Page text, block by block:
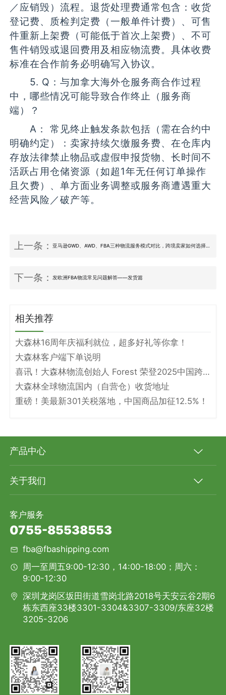
／应销毁）流程。退货处理费通常包含：收货
登记费、质检判定费（一般单件计费）、可售
件重新上架费（可能低于首次上架费）、不可
售件销毁或退回费用及相应物流费。具体收费
标准在合作前务必明确写入协议。
5. Q：与加拿大海外仓服务商合作过程
中，哪些情况可能导致合作终止（服务商
端）？
A： 常见终止触发条款包括（需在合约中
明确约定）：卖家持续欠缴服务费、在仓库内
存放法律禁止物品或虚假申报货物、长时间不
活跃占用仓储资源（如超1年无任何订单操作
且欠费）、单方面业务调整或服务商遭遇重大
经营风险／破产等。
上一条： 亚马逊GWD、AWD、FBA三种物流服务模式对比，跨境卖家如何选择？
下一条：发欧洲FBA物流常见问题解答——发货篇
相关推荐
大森林16周年庆福利就位，超多好礼等你拿！
大森林客户端下单说明
喜讯！大森林物流创始人 Forest 荣登2025中国跨境电商物流名人堂！
大森林全球物流国内（自营仓）收货地址
重磅！美最新301关税落地，中国商品加征12.5%！
产品中心
关于我们
客户服务
0755-85538553
fba@fbashipping.com
周一至周五9:00-12:30，14:00-18:00；周六：
9:00-12:30
深圳龙岗区坂田街道雪岗北路2018号天安云谷2期6
栋东西座33楼3301-3304&3307-3309/东座32楼
3205-3206